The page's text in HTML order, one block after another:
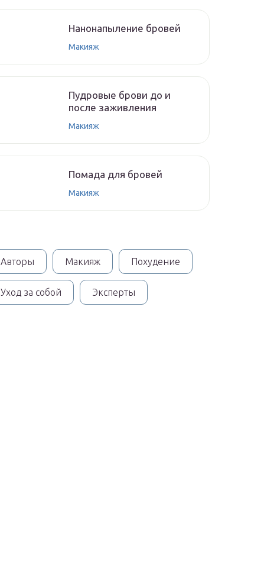
Нанонапыление бровей
Макияж
Пудровые брови до и
после заживления
Макияж
Помада для бровей
Макияж
Авторы Макияж Похудение
Уход за собой Эксперты